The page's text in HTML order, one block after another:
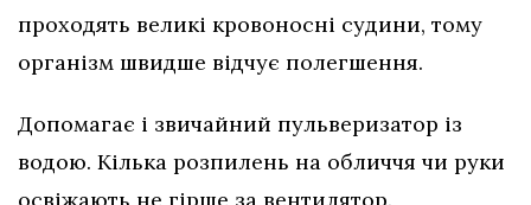
проходять великі кровоносні судини, тому
організм швидше відчує полегшення.
Допомагає і звичайний пульверизатор із
водою. Кілька розпилень на обличчя чи руки
освіжають не гірше за вентилятор.